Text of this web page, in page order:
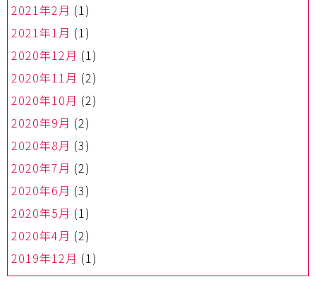
2021年2月 (1)
2021年1月 (1)
2020年12月 (1)
2020年11月 (2)
2020年10月 (2)
2020年9月 (2)
2020年8月 (3)
2020年7月 (2)
2020年6月 (3)
2020年5月 (1)
2020年4月 (2)
2019年12月 (1)